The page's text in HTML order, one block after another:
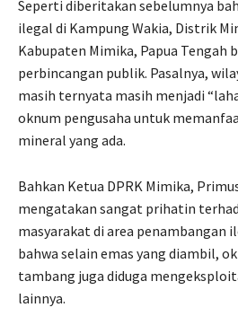
Seperti diberitakan sebelumnya
ilegal di Kampung Wakia, Distrik
Kabupaten Mimika, Papua Tengah
perbincangan publik. Pasalnya,
masih ternyata masih menjadi
oknum pengusaha untuk
mineral yang ada.
Bahkan Ketua DPRK Mimika,
mengatakan sangat prihatin
masyarakat di area penambangan
bahwa selain emas yang diambil,
tambang juga diduga
lainnya.